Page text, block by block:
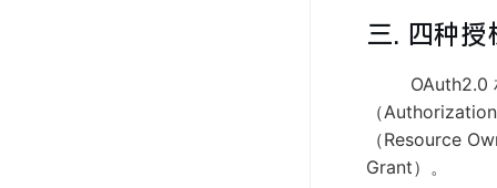
三. 四种授
OAuth2.0 相
（
（Resource
Grant）。